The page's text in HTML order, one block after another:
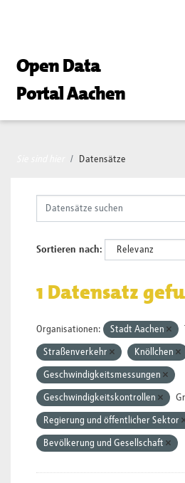
Open Data
Portal Aachen
Datensätze
Sortieren nach
1 Datensatz
Organisationen: Stadt Aachen
Straßenverkehr Knöllchen
Geschwindigkeitsmessungen
Geschwindigkeitskontrollen
Regierung und öffentlicher Sektor
Bevölkerung und Gesellschaft